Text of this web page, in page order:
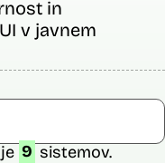
in
v javnem
9 sistemov.